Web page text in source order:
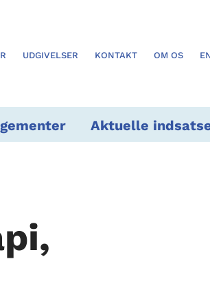
UDGIVELSER KONTAKT OM OS
Aktuelle